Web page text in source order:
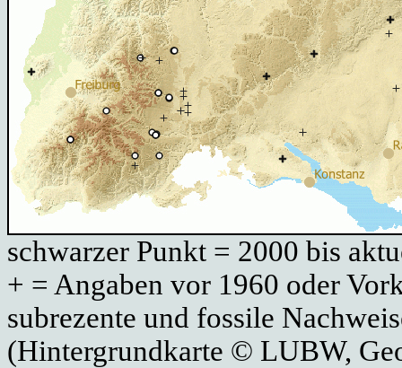
schwarzer Punkt = 2000 bis
+ = Angaben vor 1960 oder
subrezente und fossile
(Hintergrundkarte © LUBW,